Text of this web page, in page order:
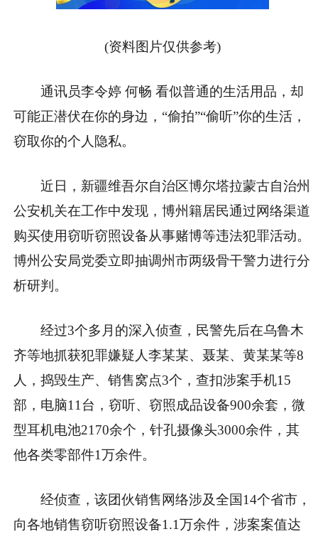
(资料图片仅供参考)
通讯员李令婷 何畅 看似普通的生活用品，却
可能正潜伏在你的身边，“偷拍”“偷听”你的生活，
窃取你的个人隐私。
近日，新疆维吾尔自治区博尔塔拉蒙古自治州
公安机关在工作中发现，博州籍居民通过网络渠道
购买使用窃听窃照设备从事赌博等违法犯罪活动。
博州公安局党委立即抽调州市两级骨干警力进行分
析研判。
经过3个多月的深入侦查，民警先后在乌鲁木
齐等地抓获犯罪嫌疑人李某某、聂某、黄某某等8
人，捣毁生产、销售窝点3个，查扣涉案手机15
部，电脑11台，窃听、窃照成品设备900余套，微
型耳机电池2170余个，针孔摄像头3000余件，其
他各类零部件1万余件。
经侦查，该团伙销售网络涉及全国14个省市，
向各地销售窃听窃照设备1.1万余件，涉案案值达